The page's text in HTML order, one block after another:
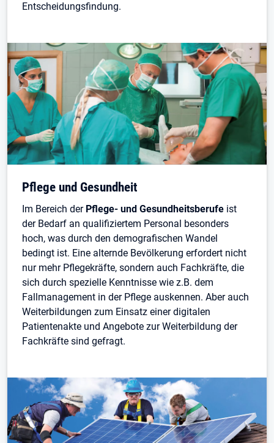
Entscheidungsfindung.
Pflege und Gesundheit
Im Bereich der Pflege- und Gesundheitsberufe ist
der Bedarf an qualifiziertem Personal besonders
hoch, was durch den demografischen Wandel
bedingt ist. Eine alternde Bevölkerung erfordert nicht
nur mehr Pflegekräfte, sondern auch Fachkräfte, die
sich durch spezielle Kenntnisse wie z.B. dem
Fallmanagement in der Pflege auskennen. Aber auch
Weiterbildungen zum Einsatz einer digitalen
Patientenakte und Angebote zur Weiterbildung der
Fachkräfte sind gefragt.